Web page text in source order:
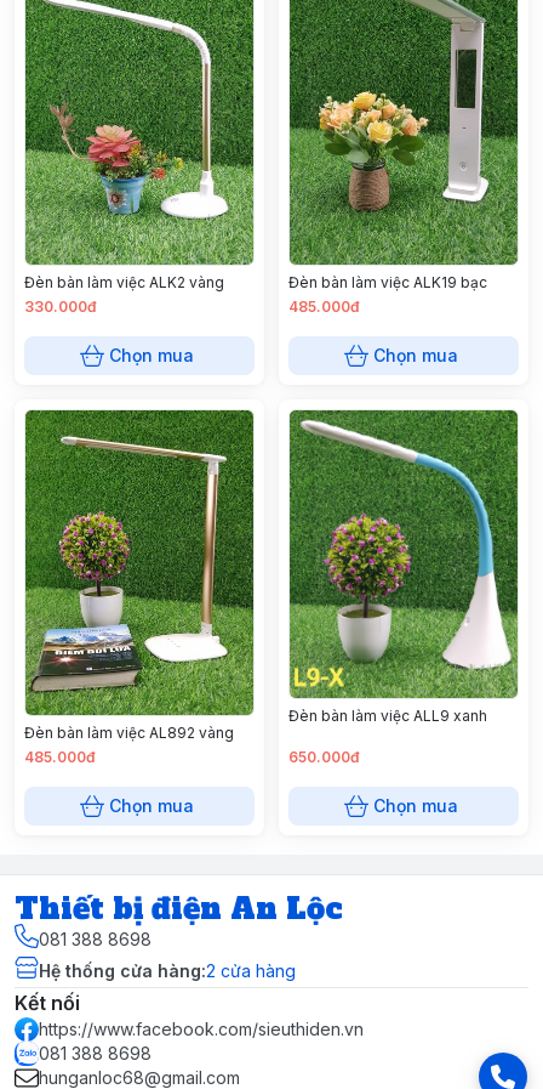
Đèn bàn làm việc ALK2 vàng
330.000đ
Chọn mua
Đèn bàn làm việc ALK19 bạc
485.000đ
Chọn mua
Đèn bàn làm việc AL892 vàng
485.000đ
Chọn mua
Đèn bàn làm việc ALL9 xanh
650.000đ
Chọn mua
Thiết bị điện An Lộc
081 388 8698
Hệ thống cửa hàng:2 cửa hàng
Kết nối
https://www.facebook.com/sieuthiden.vn
081 388 8698
hunganloc68@gmail.com